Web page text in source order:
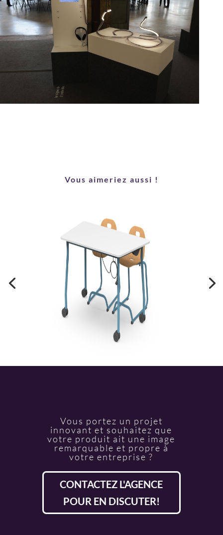
Vous aimeriez aussi !
Vous portez un projet
innovant et souhaitez que
votre produit ait une image
remarquable et propre à
votre entreprise ?
CONTACTEZ L'AGENCE
POUR EN DISCUTER!